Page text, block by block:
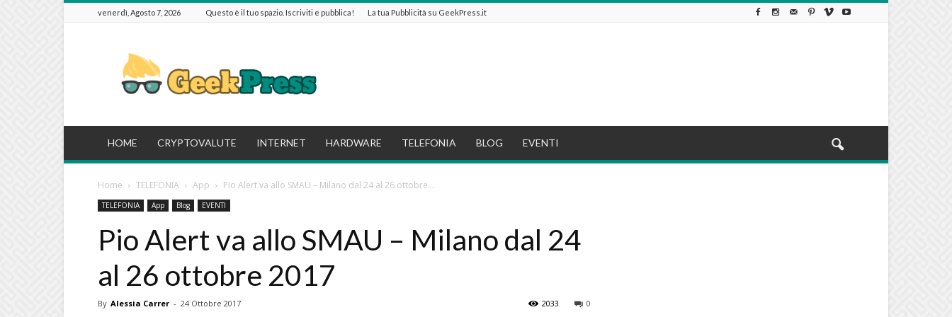
venerdì, Agosto 7, 2026 Questo è il tuo spazio. Iscriviti e pubblica! La tua Pubblicità su GeekPress.it
HOME CRYPTOVALUTE INTERNET HARDWARE TELEFONIA BLOG EVENTI
Home TELEFONIA App Pio Alert va allo SMAU – Milano dal 24 al 26 ottobre...
TELEFONIA App Blog EVENTI
Pio Alert va allo SMAU – Milano dal 24
al 26 ottobre 2017
By Alessia Carrer - 24 Ottobre 2017 0
2033